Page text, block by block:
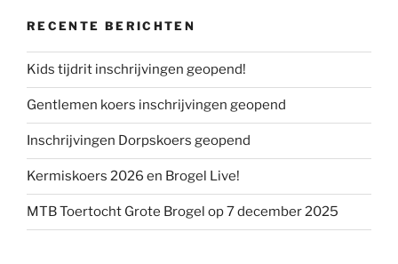
RECENTE BERICHTEN
Kids tijdrit inschrijvingen geopend!
Gentlemen koers inschrijvingen geopend
Inschrijvingen Dorpskoers geopend
Kermiskoers 2026 en Brogel Live!
MTB Toertocht Grote Brogel op 7 december 2025